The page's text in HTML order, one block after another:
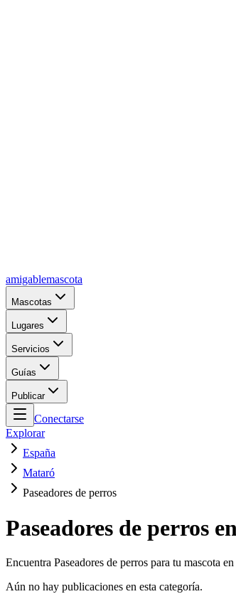
amigablemascota
Mascotas
Lugares
Servicios
Guías
Publicar
Conectarse
Explorar
España
Mataró
Paseadores de perros
Paseadores de perros
Encuentra Paseadores de perros para tu mascota
Aún no hay publicaciones en esta categoría.